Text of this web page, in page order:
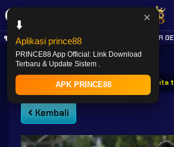
KABAR
Post Prince88 berita
Kembali
✕
⬇️
Aplikasi prince88
PRINCE88 App Official: Link Download
Terbaru & Update Sistem .
APK PRINCE88